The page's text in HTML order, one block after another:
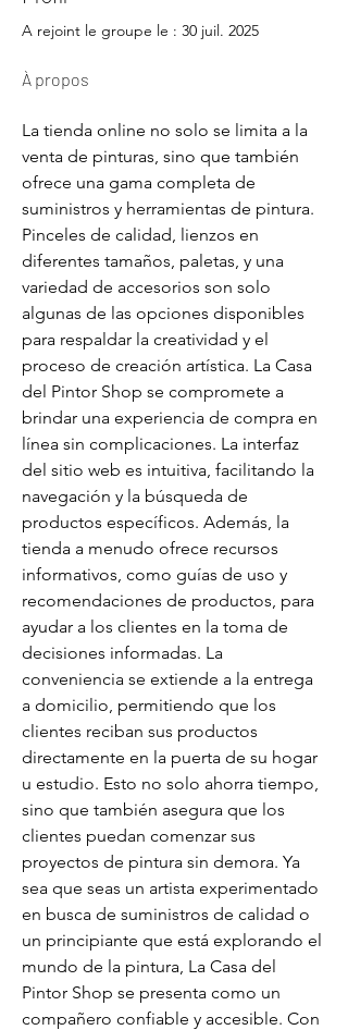
A rejoint le groupe le : 30 juil. 2025
À propos
La tienda online no solo se limita a la
venta de pinturas, sino que también
ofrece una gama completa de
suministros y herramientas de pintura.
Pinceles de calidad, lienzos en
diferentes tamaños, paletas, y una
variedad de accesorios son solo
algunas de las opciones disponibles
para respaldar la creatividad y el
proceso de creación artística. La Casa
del Pintor Shop se compromete a
brindar una experiencia de compra en
línea sin complicaciones. La interfaz
del sitio web es intuitiva, facilitando la
navegación y la búsqueda de
productos específicos. Además, la
tienda a menudo ofrece recursos
informativos, como guías de uso y
recomendaciones de productos, para
ayudar a los clientes en la toma de
decisiones informadas. La
conveniencia se extiende a la entrega
a domicilio, permitiendo que los
clientes reciban sus productos
directamente en la puerta de su hogar
u estudio. Esto no solo ahorra tiempo,
sino que también asegura que los
clientes puedan comenzar sus
proyectos de pintura sin demora. Ya
sea que seas un artista experimentado
en busca de suministros de calidad o
un principiante que está explorando el
mundo de la pintura, La Casa del
Pintor Shop se presenta como un
compañero confiable y accesible. Con